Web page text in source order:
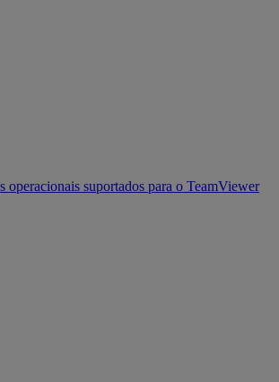
operacionais suportados para o TeamViewer